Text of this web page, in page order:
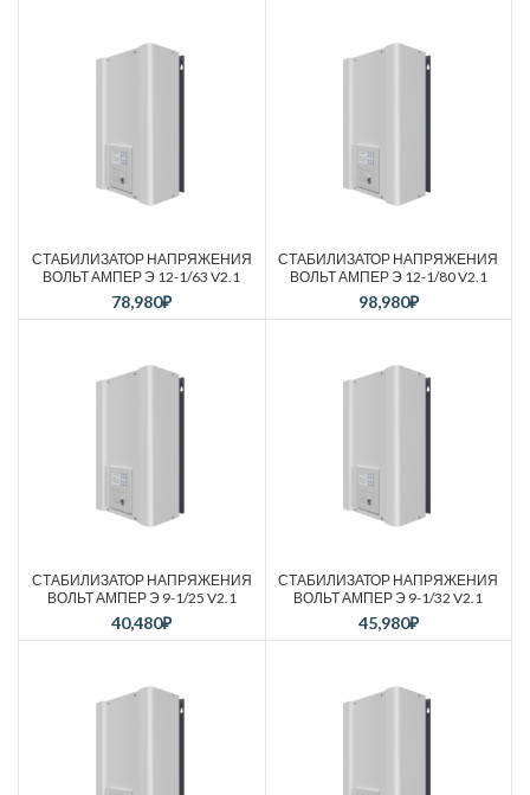
СТАБИЛИЗАТОР НАПРЯЖЕНИЯ
ВОЛЬТ АМПЕР Э 12-1/63 V2.1
78,980₽
СТАБИЛИЗАТОР НАПРЯЖЕНИЯ
ВОЛЬТ АМПЕР Э 12-1/80 V2.1
98,980₽
СТАБИЛИЗАТОР НАПРЯЖЕНИЯ
ВОЛЬТ АМПЕР Э 9-1/25 V2.1
40,480₽
СТАБИЛИЗАТОР НАПРЯЖЕНИЯ
ВОЛЬТ АМПЕР Э 9-1/32 V2.1
45,980₽